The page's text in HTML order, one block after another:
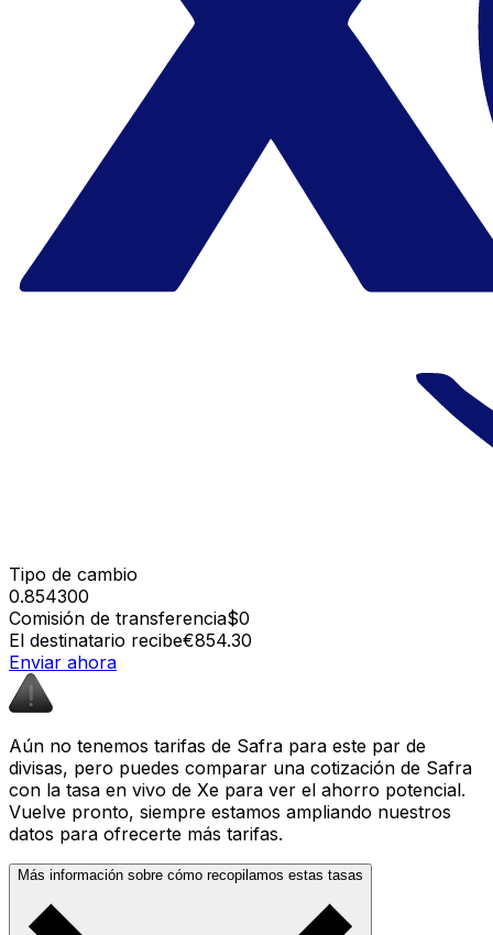
Tipo de cambio
0.854300
Comisión de transferencia$0
El destinatario recibe€854.30
Enviar ahora
Aún no tenemos tarifas de Safra para este par de
divisas, pero puedes comparar una cotización de Safra
con la tasa en vivo de Xe para ver el ahorro potencial.
Vuelve pronto, siempre estamos ampliando nuestros
datos para ofrecerte más tarifas.
Más información sobre cómo recopilamos estas tasas